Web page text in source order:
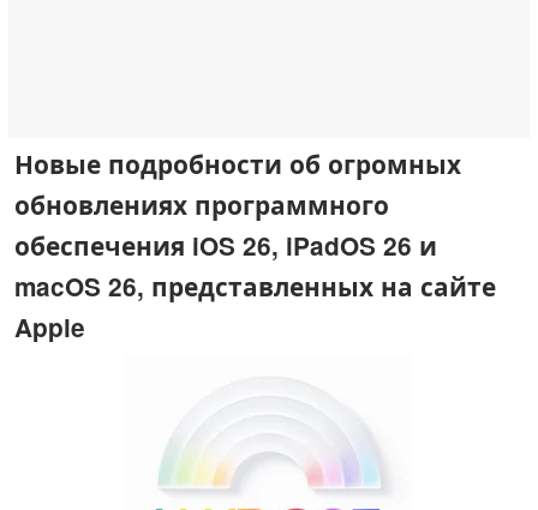
Новые подробности об огромных
обновлениях программного
обеспечения iOS 26, iPadOS 26 и
macOS 26, представленных на сайте
Apple